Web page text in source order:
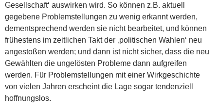
Gesellschaft‘ auswirken wird. So können z.B. aktuell
gegebene Problemstellungen zu wenig erkannt werden,
dementsprechend werden sie nicht bearbeitet, und können
frühestens im zeitlichen Takt der ‚politischen Wahlen‘ neu
angestoßen werden; und dann ist nicht sicher, dass die neu
Gewählten die ungelösten Probleme dann aufgreifen
werden. Für Problemstellungen mit einer Wirkgeschichte
von vielen Jahren erscheint die Lage sogar tendenziell
hoffnungslos.